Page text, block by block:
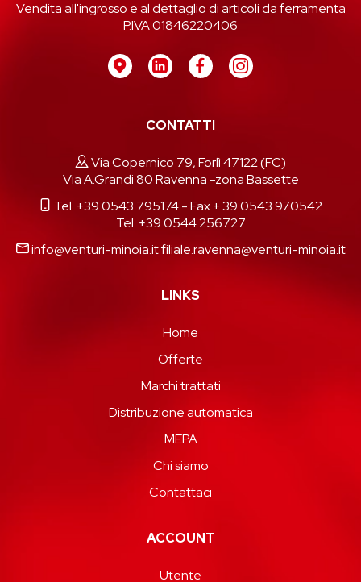
Vendita all'ingrosso e al dettaglio di articoli da ferramenta
P.IVA 01846220406
CONTATTI
Via Copernico 79, Forlì 47122 (FC)
Via A.Grandi 80 Ravenna -zona Bassette
Tel. +39 0543 795174- Fax + 39 0543 970542
Tel. +39 0544 256727
info@venturi-minoia.itfiliale.ravenna@venturi-minoia.it
LINKS
Home
Offerte
Marchi trattati
Distribuzione automatica
MEPA
Chi siamo
Contattaci
ACCOUNT
Utente